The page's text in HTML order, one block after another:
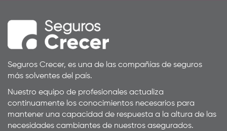
Seguros Crecer, es una de las compañías de seguros
más solventes del país.
Nuestro equipo de profesionales actualiza
continuamente los conocimientos necesarios para
mantener una capacidad de respuesta a la altura de las
necesidades cambiantes de nuestros asegurados.